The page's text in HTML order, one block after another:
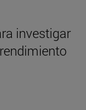
investigar